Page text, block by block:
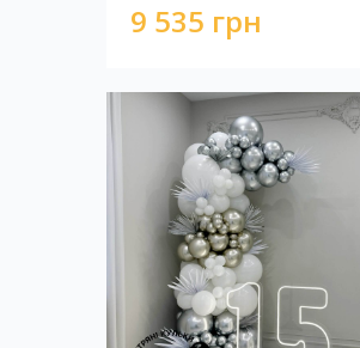
Фотозона мрамор
11 000 грн
9 535 грн